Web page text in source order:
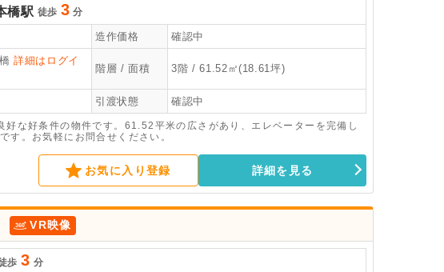
橋駅 徒歩 3 分
造作価格 確認中
詳細はログイ
階層 / 面積 3階 / 61.52㎡(18.61坪)
引渡状態 確認中
好な好条件の物件です。61.52平米の広さがあり、エレベーターを完備し
す。お気軽にお問合せください。
お気に入り登録 詳細を見る
VR映像
歩 3 分